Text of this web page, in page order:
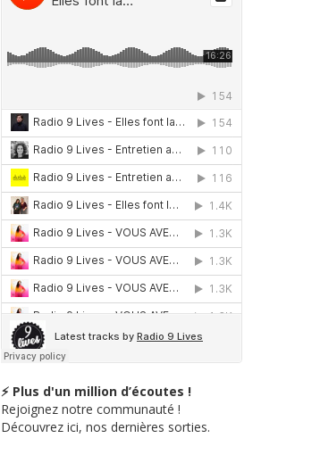
⚡ Plus d'un million d’écoutes !
Rejoignez notre communauté !
Découvrez ici, nos dernières sorties.